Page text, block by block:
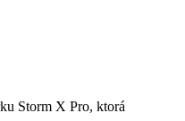
Storm X Pro, ktorá